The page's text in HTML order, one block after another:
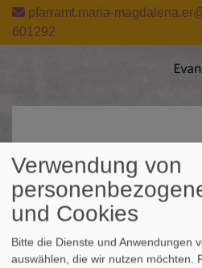
Direkt
zum
Inhalt
pfarramt.maria-
601292
Verwendung von
und Cookies
Bitte die Dienste und Anwendungen
auswählen, die wir nutzen möchten.